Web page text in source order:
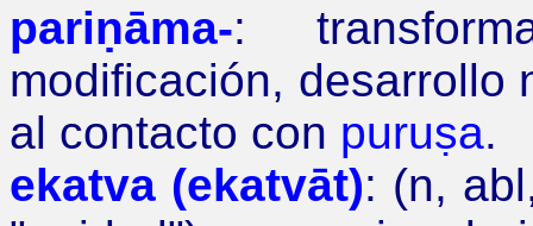
pariṇāma-:
modificación, desarrollo
al contacto con puruṣa.
ekatva (ekatvāt): (n,